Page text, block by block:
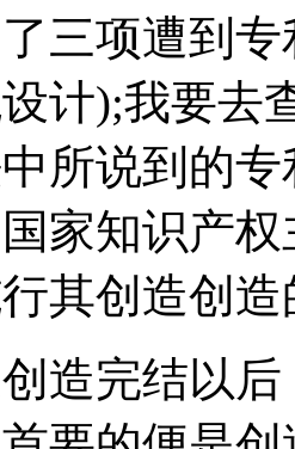
三项遭到
计);我要去
所说到的
家知识产
其创造创
造完结以